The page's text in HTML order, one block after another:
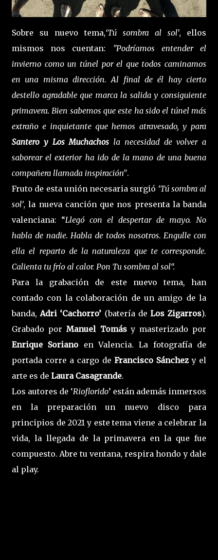
Sobre su nuevo tema,‘Tú sombra al sol’, ellos
mismos nos cuentan:
"Podríamos entender el
invierno como un túnel por el que todos caminamos
en una misma dirección. Al final de él hay cierto
destello agradable que marca la salida y consiguiente
primavera. Bien sabemos que este ha sido el túnel más
extraño e inquietante que hemos atravesado, y para
Santero y Los Muchachos la necesidad de volver a
saborear el exterior ha ido de la mano de una buena
compañera llamada inspiración".
Fruto de esta unión necesaria surgió ‘Tú sombra al
sol’, la nueva canción que nos presenta la banda
valenciana: “Llegó con el despertar de mayo. No
habla de nadie. Habla de todos nosotros. Engulle con
ella el reparto de la naturaleza que te corresponde.
Calienta tu frío al calor. Pon Tu sombra al sol“.
Para la grabación de este nuevo tema, han
contado con la colaboración de un amigo de la
banda,Adri ‘Cachorro’ (batería de Los Zigarros).
Grabado porManuel Tomásy masterizado por
Enrique Soriano en Valencia. La fotografía de
portada corre a cargo de Francisco Sánchezy el
arte es de Laura Casagrande.
Los autores de ‘Rioflorido’ están además inmersos
en la preparación un nuevo disco para
principios de 2021 y este tema viene a celebrar la
vida, la llegada de la primavera en la que fue
compuesto. Abre tu ventana, respira hondo y dale
al play.